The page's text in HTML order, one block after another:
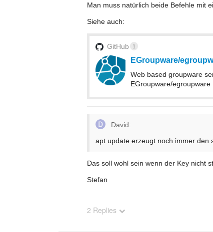
Man muss natürlich beide Befehle mit
Siehe auch:
GitHub 1
EGroupware/
Web based groupware
EGroupware/egroupware
David:
apt update erzeugt noch immer den
Das soll wohl sein wenn der Key nicht
Stefan
2 Replies